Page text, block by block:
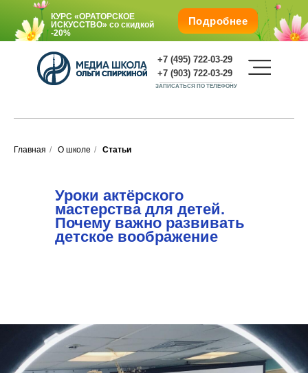
Подробнее
Подарите любимым обучение со
КУРС «ОРАТОРСКОЕ
ИСКУССТВО»со
скидкой -20%
КУРС «ОРАТОРСКОЕ
ИСКУССТВО» со скидкой
-20%
Г. Москва, м. Октябрьская, Ленинский пр., 1/2, корп.
1.
+7 (495) 722-03-29
+7 (903) 722-03-29
ЗАПИСАТЬСЯ ПО ТЕЛЕФОНУ
Главная / О школе / Статьи
Уроки актёрского
мастерства для детей.
Почему важно развивать
детское воображение